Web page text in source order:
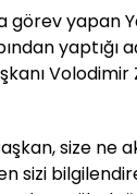
görev yapan
yaptığı
Volodimir
size ne
sizi